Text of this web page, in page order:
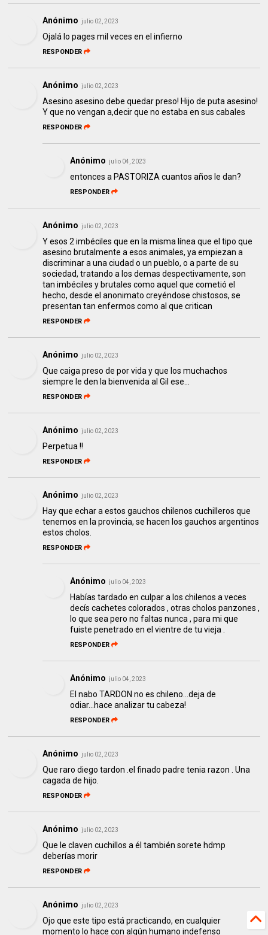
Anónimo julio 02, 2023
Ojalá lo pages mil veces en el infierno
RESPONDER
Anónimo julio 02, 2023
Asesino asesino debe quedar preso! Hijo de puta asesino!
Y que no vengan a,decir que no estaba en sus cabales
RESPONDER
Anónimo julio 04, 2023
entonces a PASTORIZA cuantos años le dan?
RESPONDER
Anónimo julio 02, 2023
Y esos 2 imbéciles que en la misma línea que el tipo que
asesino brutalmente a esos animales, ya empiezan a
discriminar a una ciudad o un pueblo, o a parte de su
sociedad, tratando a los demas despectivamente, son
tan imbéciles y brutales como aquel que cometió el
hecho, desde el anonimato creyéndose chistosos, se
presentan tan enfermos como al que critican
RESPONDER
Anónimo julio 02, 2023
Que caiga preso de por vida y que los muchachos
siempre le den la bienvenida al Gil ese...
RESPONDER
Anónimo julio 02, 2023
Perpetua !!
RESPONDER
Anónimo julio 02, 2023
Hay que echar a estos gauchos chilenos cuchilleros que
tenemos en la provincia, se hacen los gauchos argentinos
estos cholos.
RESPONDER
Anónimo julio 04, 2023
Habías tardado en culpar a los chilenos a veces
decís cachetes colorados , otras cholos panzones ,
lo que sea pero no faltas nunca , para mi que
fuiste penetrado en el vientre de tu vieja .
RESPONDER
Anónimo julio 04, 2023
El nabo TARDON no es chileno...deja de
odiar...hace analizar tu cabeza!
RESPONDER
Anónimo julio 02, 2023
Que raro diego tardon .el finado padre tenia razon . Una
cagada de hijo.
RESPONDER
Anónimo julio 02, 2023
Que le claven cuchillos a él también sorete hdmp
deberías morir
RESPONDER
Anónimo julio 02, 2023
Ojo que este tipo está practicando, en cualquier
momento lo hace con algún humano indefenso